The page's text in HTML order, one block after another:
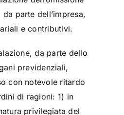
parte dell’impresa,
e contributivi.
da parte dello
previdenziali,
con notevole ritardo
di ragioni: 1) in
privilegiata del